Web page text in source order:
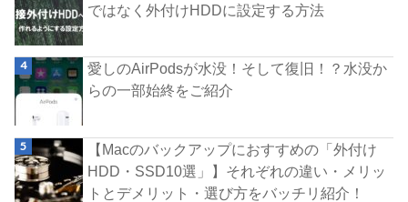
ではなく外付けHDDに設定する方法
愛しのAirPodsが水没！そして復旧！？水没か
らの一部始終をご紹介
【Macのバックアップにおすすめの「外付け
HDD・SSD10選」】それぞれの違い・メリッ
トとデメリット・選び方をバッチリ紹介！